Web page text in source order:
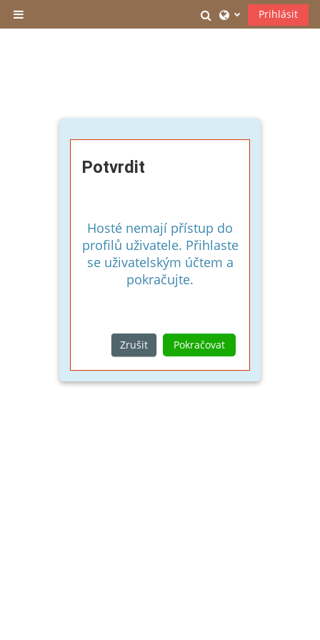
Boční panel
PřepnoutPrihlásit
Potvrdit
Hosté nemají přístup do
profilů uživatele. Přihlaste
se uživatelským účtem a
pokračujte.
Zrušit Pokračovat